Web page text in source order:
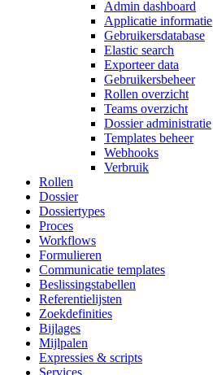
Admin dashboard
Applicatie informatie
Gebruikersdatabase
Elastic search
Exporteer data
Gebruikersbeheer
Rollen overzicht
Teams overzicht
Dossier administratie
Templates beheer
Webhooks
Verbruik
Rollen
Dossier
Dossiertypes
Proces
Workflows
Formulieren
Communicatie templates
Beslissingstabellen
Referentielijsten
Zoekdefinities
Bijlages
Mijlpalen
Expressies & scripts
Services